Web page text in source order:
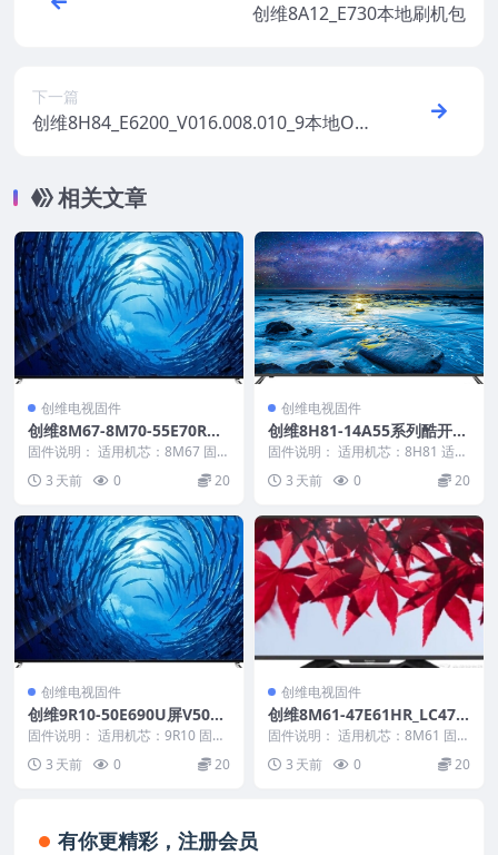
创维8A12_E730本地刷机包
下一篇
创维8H84_E6200_V016.008.010_9本地OTA
相关文章
创维电视固件
创维8M67-8M70-55E70RD
奇美屏更改百事通数据_U盘
刷机固件
固件说明： 适用机芯：8M67 固件
大小：38 M 刷机方法： 第一种方
法： 1...
3 天前 0 20
创维电视固件
创维8H81-14A55系列酷开论
坛5.0主程序20151125_U盘
刷机固件
固件说明： 适用机芯：8H81 适用
机型：14A55 固件大小：580 M
刷机...3 天前 0 20
创维电视固件
创维9R10-50E690U屏V500D
K2-KS1_20140411_U盘刷机
固件
固件说明： 适用机芯：9R10 固件
大小：408 M 刷机方法： 第一种
方法： ...
3 天前 0 20
创维电视固件
创维8M61-47E61HR_LC470
EUN-SDV1_U盘刷机固件
固件说明： 适用机芯：8M61 固件
大小：73 M 刷机方法： 第一种方
法： 1...
3 天前 0 20
有你更精彩，注册会员